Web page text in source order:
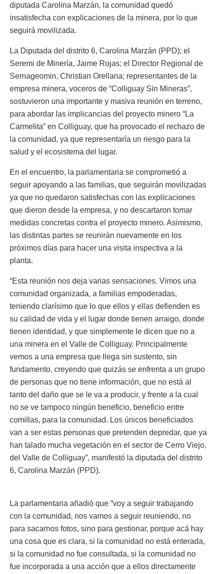
diputada Carolina Marzán, la comunidad quedó
insatisfecha con explicaciones de la minera, por lo que
seguirá movilizada.
La Diputada del distrito 6, Carolina Marzán (PPD); el
Seremi de Minería, Jaime Rojas; el Director Regional de
Sernageomin, Christian Orellana; representantes de la
empresa minera, voceros de “Colliguay Sin Mineras”,
sostuvieron una importante y masiva reunión en terreno,
para abordar las implicancias del proyecto minero “La
Carmelita” en Colliguay, que ha provocado el rechazo de
la comunidad, ya que representaría un riesgo para la
salud y el ecosistema del lugar.
En el encuentro, la parlamentaria se comprometió a
seguir apoyando a las familias, que seguirán movilizadas
ya que no quedaron satisfechas con las explicaciones
que dieron desde la empresa, y no descartaron tomar
medidas concretas contra el proyecto minero. Asimismo,
las distintas partes se reunirán nuevamente en los
próximos días para hacer una visita inspectiva a la
planta.
“Esta reunión nos deja varias sensaciones. Vimos una
comunidad organizada, a familias empoderadas,
teniendo clarísimo que lo que ellos y ellas defienden es
su calidad de vida y el lugar donde tienen arraigo, donde
tienen identidad, y que simplemente le dicen que no a
una minera en el Valle de Colliguay. Principalmente
vemos a una empresa que llega sin sustento, sin
fundamento, creyendo que quizás se enfrenta a un grupo
de personas que no tiene información, que no está al
tanto del daño que se le va a producir, y frente a la cual
no se ve tampoco ningún beneficio, beneficio entre
comillas, para la comunidad. Los únicos beneficiados
van a ser estas personas que pretenden depredar, que ya
han talado mucha vegetación en el sector de Cerro Viejo,
del Valle de Colliguay”, manifestó la diputada del distrito
6, Carolina Marzán (PPD).
La parlamentaria añadió que “voy a seguir trabajando
con la comunidad, nos vamos a seguir reuniendo, no
para sacarnos fotos, sino para gestionar, porque acá hay
una cosa que es clara, si la comunidad no está enterada,
si la comunidad no fue consultada, si la comunidad no
fue incorporada a una acción que a ellos directamente